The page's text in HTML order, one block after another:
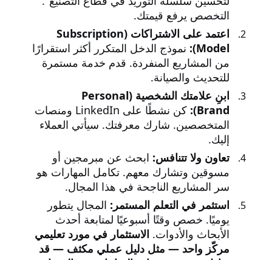
التخصص يرفع قيمتك.
اعتمد على الاشتراكات (Subscription
Model):
نموذج الدخل المتكرر أكثر استقرارًا
من المشاريع المنفردة. قدم خدمة مستمرة
للتحديث والصيانة.
ابنِ علامتك الشخصية (Personal
Brand):
كن نشطًا على LinkedIn ومنصات
المتخصصين. شارك معرفتك. سيأتي العملاء
إليك.
تعاون ولا تتنافس: ابحث عن مبرمجين أو
مسوقين وتشارك معهم. تكامل المهارات هو
سر المشاريع الناجحة في هذا المجال.
استثمر في التعلم المستمر: المجال يتطور
يوميًا. خصص وقتًا أسبوعيًا لمتابعة أحدث
الأبحاث والأدوات. الاستثمار في مورد تعليمي
مركّز واحد — مثل دليل عملي مكثف — قد